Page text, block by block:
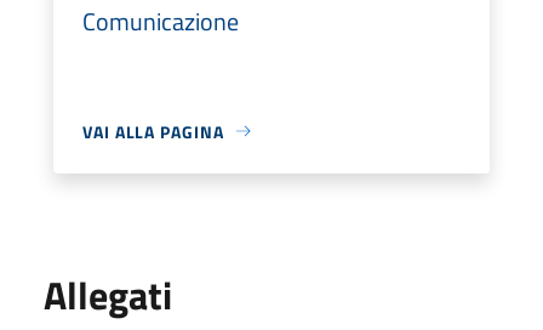
Comunicazione
VAI ALLA PAGINA
Allegati